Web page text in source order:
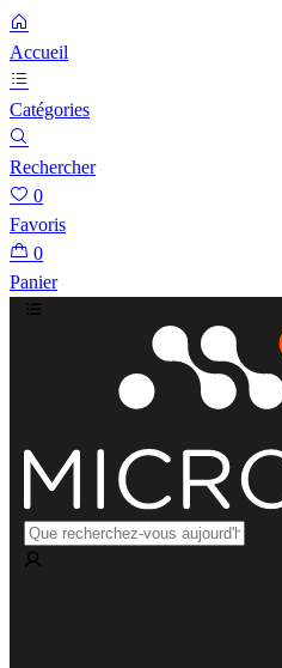
Accueil
Catégories
Rechercher
0
Favoris
0
Panier